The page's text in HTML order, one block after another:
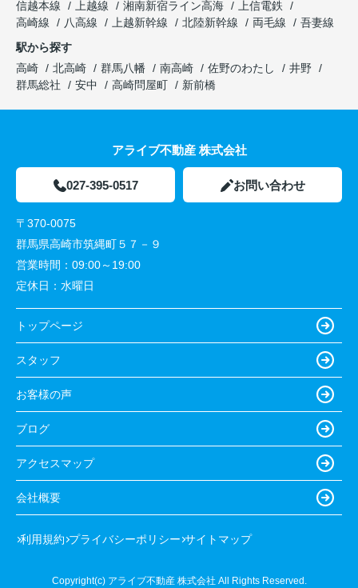
信越本線
上越線 湘南新宿ライン高海
上信電鉄
高崎線
八高線 上越新幹線 北陸新幹線 両毛線
吾妻線
駅から探す
高崎
北高崎 群馬八幡 南高崎 佐野のわたし
井野
群馬総社
安中 高崎問屋町 新前橋
アライブ不動産 株式会社
027-395-0517 お問い合わせ
〒370-0075
群馬県高崎市筑縄町５７－９
営業時間： 09:00～19:00
定休日： 水曜日
トップページ
スタッフ
お客様の声
ブログ
アクセスマップ
会社概要
利用規約 プライバシーポリシー サイトマップ
Copyright(c) アライブ不動産 株式会社 All Rights Reserved.